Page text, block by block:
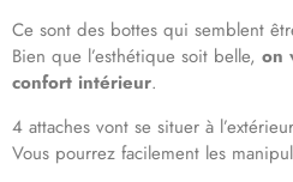
Ce sont des bottes qui semblent
Bien que l’esthétique soit belle, on
confort intérieur.
4 attaches vont se situer à
Vous pourrez facilement les